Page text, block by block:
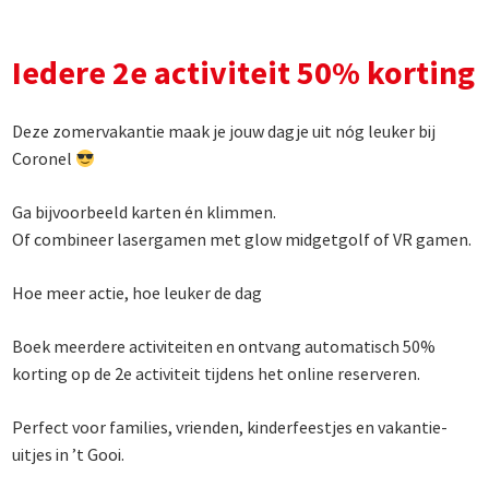
Iedere 2e activiteit 50% korting
Deze zomervakantie maak je jouw dagje uit nóg leuker bij
Coronel
Ga bijvoorbeeld karten én klimmen.
Of combineer lasergamen met glow midgetgolf of VR gamen.
Hoe meer actie, hoe leuker de dag
Boek meerdere activiteiten en ontvang automatisch 50%
korting op de 2e activiteit tijdens het online reserveren.
Perfect voor families, vrienden, kinderfeestjes en vakantie-
uitjes in ’t Gooi.